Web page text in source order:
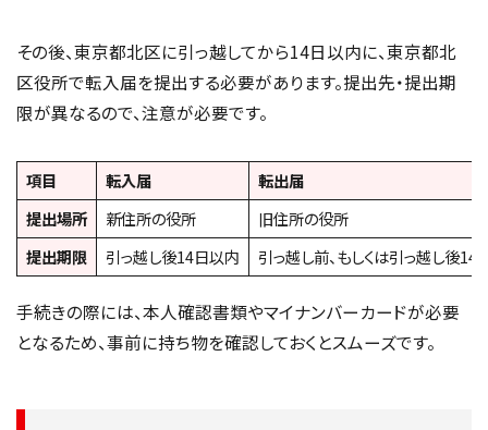
その後、東京都北区に引っ越してから14日以内に、東京都北
区役所で転入届を提出する必要があります。提出先・提出期
限が異なるので、注意が必要です。
項目 転入届
転出届
提出場所
新住所の役所
旧住所の役所
提出期限
引っ越し後14日以内 引っ越し前、もしくは引っ越し後14
手続きの際には、本人確認書類やマイナンバーカードが必要
となるため、事前に持ち物を確認しておくとスムーズです。